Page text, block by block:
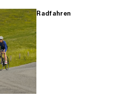
Radfahren